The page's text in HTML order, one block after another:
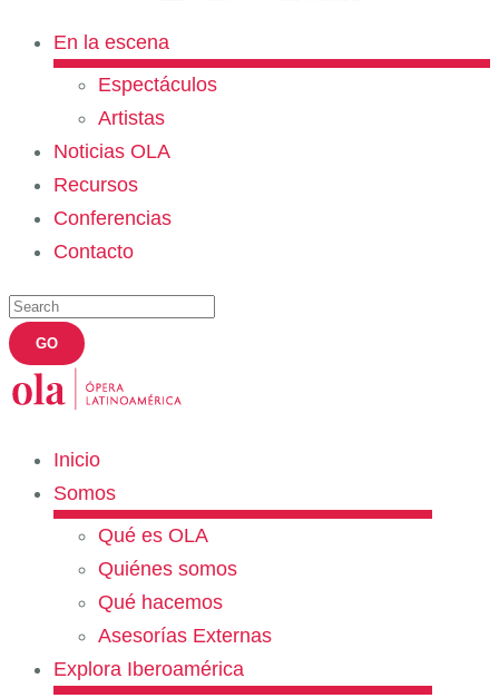
En la escena
Espectáculos
Artistas
Noticias OLA
Recursos
Conferencias
Contacto
Inicio
Somos
Qué es OLA
Quiénes somos
Qué hacemos
Asesorías Externas
Explora Iberoamérica